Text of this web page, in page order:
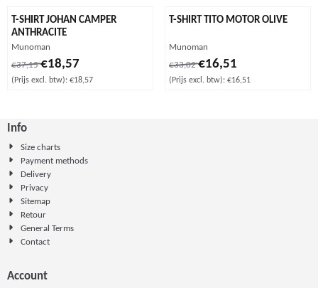
T-SHIRT JOHAN CAMPER
ANTHRACITE
Merk:
Munoman
Van 37,15 voor 18,57, exclusief btw: 18,57
€37,15€18,57
(Prijs excl. btw): €18,57
T-SHIRT TITO MOTOR OLIVE
Merk:
Munoman
Van 33,02 voor 16,51, exclusief
€33,02€16,51
(Prijs excl. btw): €16,51
Info
Size charts
Payment methods
Delivery
Privacy
Sitemap
Retour
General Terms
Contact
Account